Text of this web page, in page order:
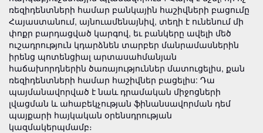
ռեզիդենտների համար բանկային հաշիվների բացումը
Հայաստանում, այնուամենայնիվ, տեղի է ունենում մի
փոքր բարդացված կարգով, եւ բանկերը ավելի մեծ
ուշադրություն կդարձնեն տարբեր մանրամասներին
իրենց պոտենցիալ արտասահմանյան
հաճախորդներին ծառայություններ մատուցելիս, քան
ռեզիդենտների համար հաշիվներ բացելիս: Դա
պայմանավորված է նաև դրամական միջոցների
լվացման և ահաբեկչության ֆինանսավորման դեմ
պայքարի հայկական օրենսդրության
կազմակերպմամբ։